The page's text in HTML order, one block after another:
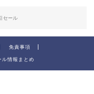
セール
免責事項
情報まとめ